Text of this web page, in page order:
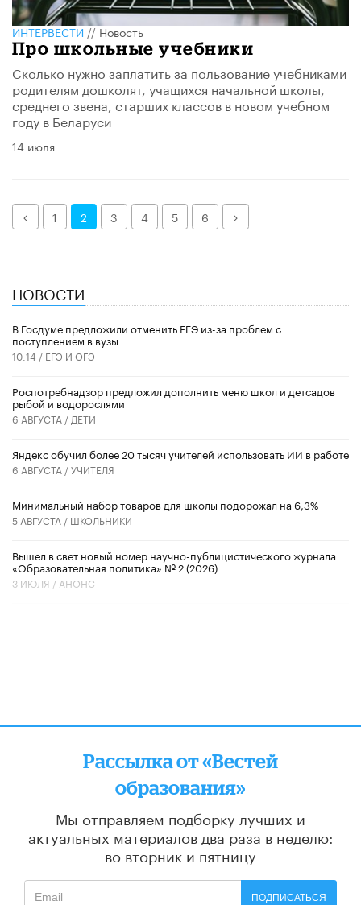
ИНТЕРВЕСТИ//Новость
Про школьные учебники
Сколько нужно заплатить за пользование учебниками
родителям дошколят, учащихся начальной школы,
среднего звена, старших классов в новом учебном
году в Беларуси
14 июля
Назад1 2 3 4 5 6 Далее
НОВОСТИ
В Госдуме предложили отменить ЕГЭ из-за проблем с
поступлением в вузы
10:14 / ЕГЭ И ОГЭ
Роспотребнадзор предложил дополнить меню школ и детсадов
рыбой и водорослями
6 АВГУСТА / ДЕТИ
​Яндекс обучил более 20 тысяч учителей использовать ИИ в работе
6 АВГУСТА /УЧИТЕЛЯ
Минимальный набор товаров для школы подорожал на 6,3%
5 АВГУСТА / ШКОЛЬНИКИ
Вышел в свет новый номер научно-публицистического журнала
«Образовательная политика» № 2 (2026)
3 ИЮЛЯ / АНОНС
Рассылка от «Вестей
образования»
Мы отправляем подборку лучших и
актуальных материалов два раза в неделю:
во вторник и пятницу
ПОДПИСАТЬСЯ